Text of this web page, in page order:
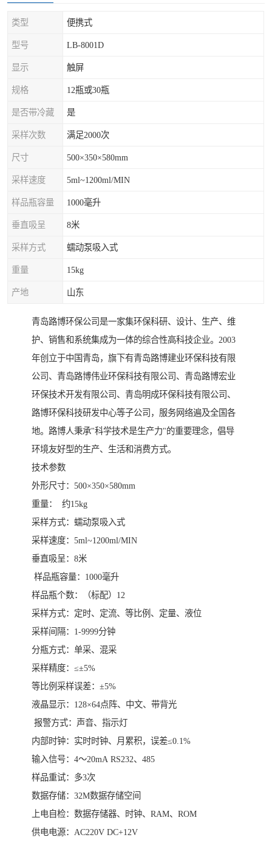
类型 便携式
型号 LB-8001D
显示 触屏
规格 12瓶或30瓶
是否带冷藏 是
采样次数 满足2000次
尺寸 500×350×580mm
采样速度 5ml~1200ml/MIN
样品瓶容量 1000毫升
垂直吸呈 8米
采样方式 蠕动泵吸入式
重量 15kg
产地 山东
青岛路博环保公司是一家集环保科研、设计、生产、维
护、销售和系统集成为一体的综合性高科技企业。2003
年创立于中国青岛，旗下有青岛路博建业环保科技有限
公司、青岛路博伟业环保科技有限公司、青岛路博宏业
环保技术开发有限公司、青岛明成环保科技有限公司、
路博环保科技研发中心等子公司，服务网络遍及全国各
地。路博人秉承"科学技术是生产力"的重要理念，倡导
环境友好型的生产、生活和消费方式。
技术参数
外形尺寸：500×350×580mm
重量： 约15kg
采样方式：蠕动泵吸入式
采样速度：5ml~1200ml/MIN
垂直吸呈：8米
样品瓶容量：1000毫升
样品瓶个数：（标配）12
采样方式：定时、定流、等比例、定量、液位
采样间隔：1-9999分钟
分瓶方式：单采、混采
采样精度：≤±5%
等比例采样误差：±5%
液晶显示：128×64点阵、中文、带背光
报警方式：声音、指示灯
内部时钟：实时时钟、月累积，误差≤0.1%
输入信号：4～20mA RS232、485
样品重试：多3次
数据存储：32M数据存储空间
上电自检：数据存储器、时钟、RAM、ROM
供电电源：AC220V DC+12V